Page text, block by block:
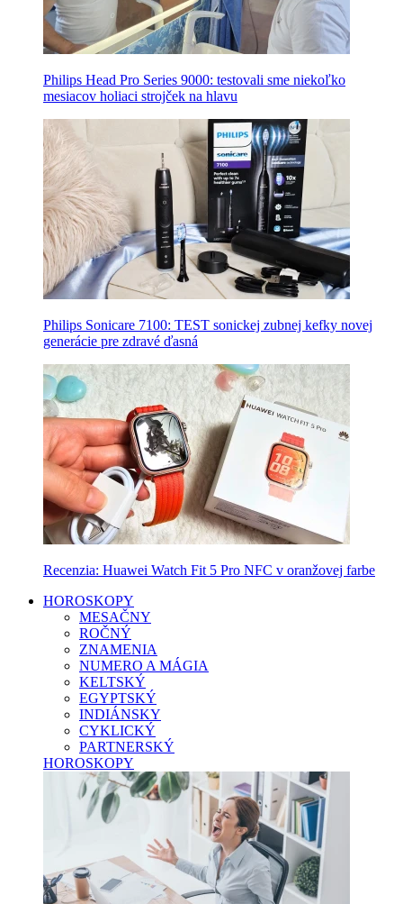
Philips Head Pro Series 9000: testovali sme niekoľko
mesiacov holiaci strojček na hlavu
Philips Sonicare 7100: TEST sonickej zubnej kefky novej
generácie pre zdravé ďasná
Recenzia: Huawei Watch Fit 5 Pro NFC v oranžovej farbe
HOROSKOPY
MESAČNY
ROČNÝ
ZNAMENIA
NUMERO A MÁGIA
KELTSKÝ
EGYPTSKÝ
INDIÁNSKY
CYKLICKÝ
PARTNERSKÝ
HOROSKOPY